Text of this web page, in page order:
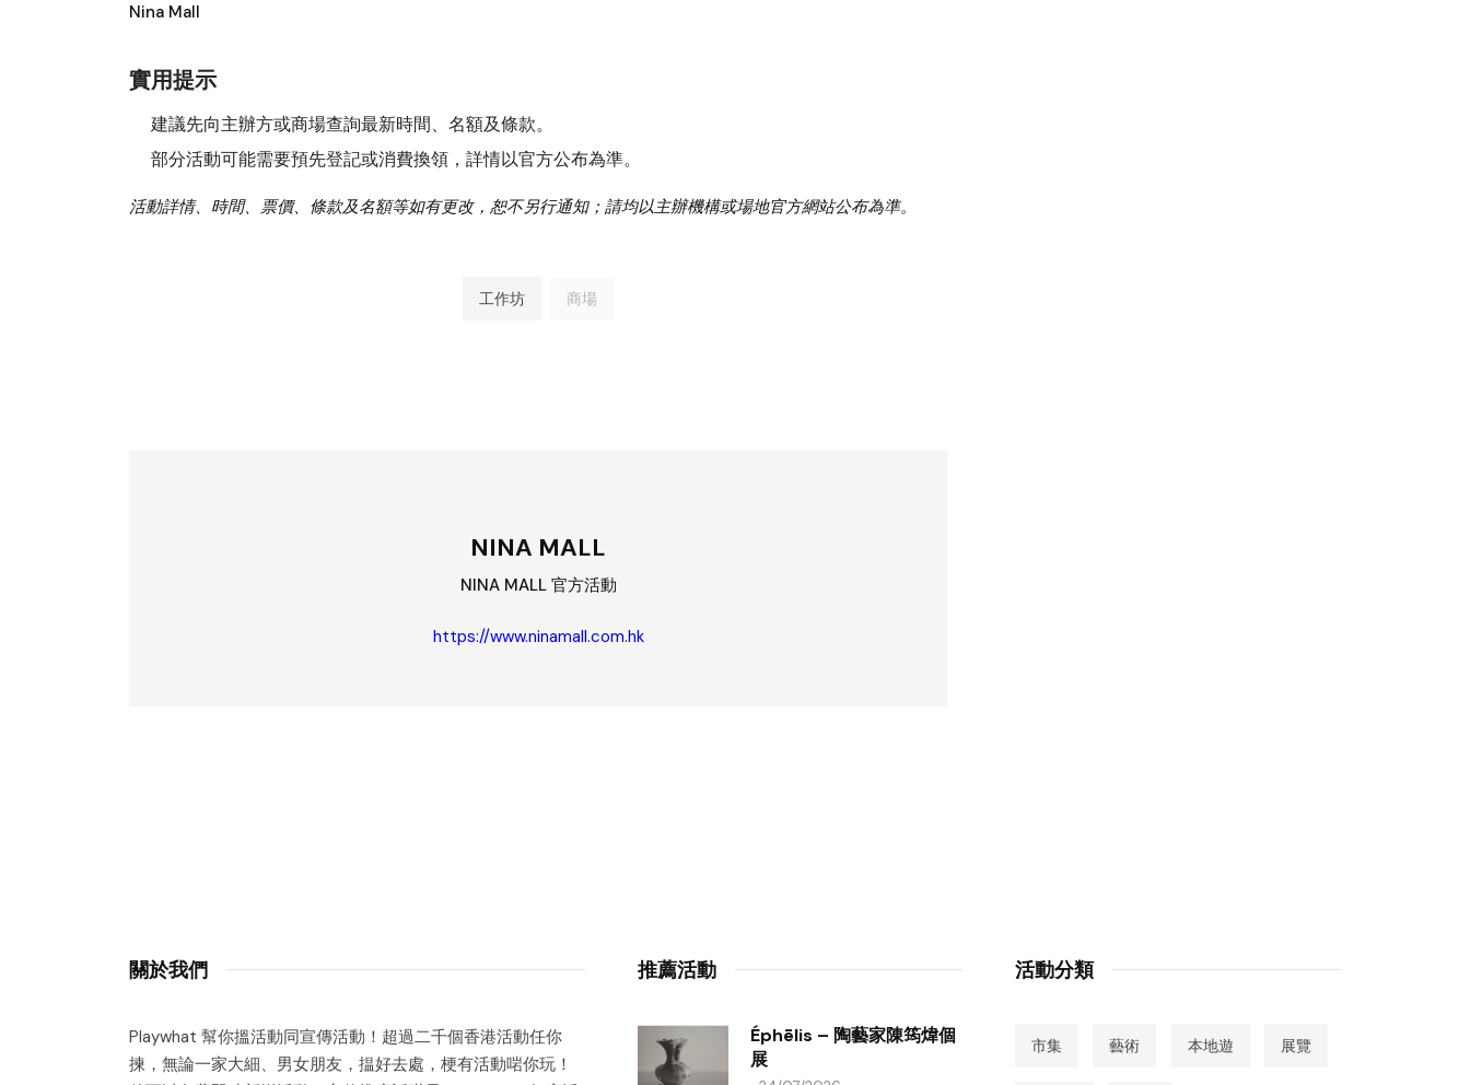
Nina Mall
實用提示
建議先向主辦方或商場查詢最新時間、名額及條款。
部分活動可能需要預先登記或消費換領，詳情以官方公布為準。
活動詳情、時間、票價、條款及名額等如有更改，恕不另行通知；請均以主辦機構或場地官方網站公布為準。
工作坊 商場
NINA MALL
NINA MALL 官方活動
https://www.ninamall.com.hk
關於我們
Playwhat 幫你搵活動同宣傳活動！超過二千個香港活動任你
揀，無論一家大細、男女朋友，揾好去處，梗有活動啱你玩！
推薦活動
Éphēlis – 陶藝家陳筠煒個
展
活動分類
市集 藝術 本地遊 展覽